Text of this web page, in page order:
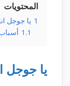
المحتويات
1 يا جوجل
1.1
يا جوجل